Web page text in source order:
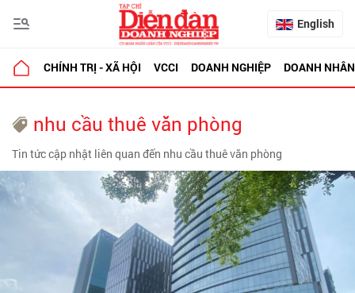
English
CHÍNH TRỊ - XÃ HỘI VCCI DOANH NGHIỆP DOANH NHÂN
nhu cầu thuê văn phòng
Tin tức cập nhật liên quan đến nhu cầu thuê văn phòng